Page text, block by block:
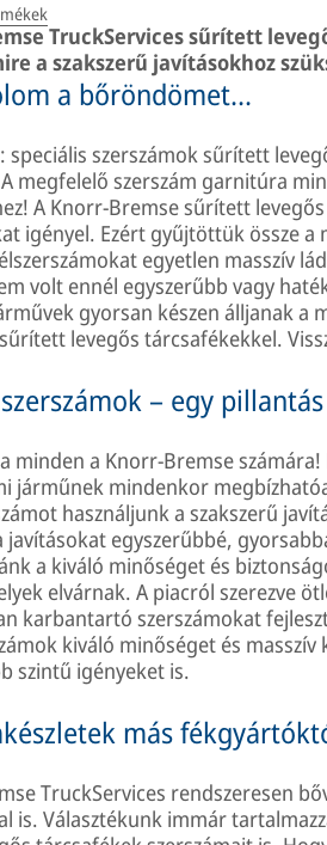
TruckServices sűrített
a szakszerű javításokhoz
a bőröndömet...
speciális szerszámok sűrített
megfelelő szerszám garnitúra
A Knorr-Bremse sűrített
igényel. Ezért gyűjtöttük össze
egyetlen masszív
volt ennél egyszerűbb vagy
gyorsan készen álljanak a
levegős tárcsafékekkel.
– egy
minden a Knorr-Bremse
járműnek mindenkor
használjunk a szakszerű
javításokat egyszerűbbé,
a kiváló minőséget és
elvárnak. A piacról szerezve
karbantartó szerszámokat
kiváló minőséget és
szintű igényeket is.
más
TruckServices rendszeresen
is. Választékunk immár